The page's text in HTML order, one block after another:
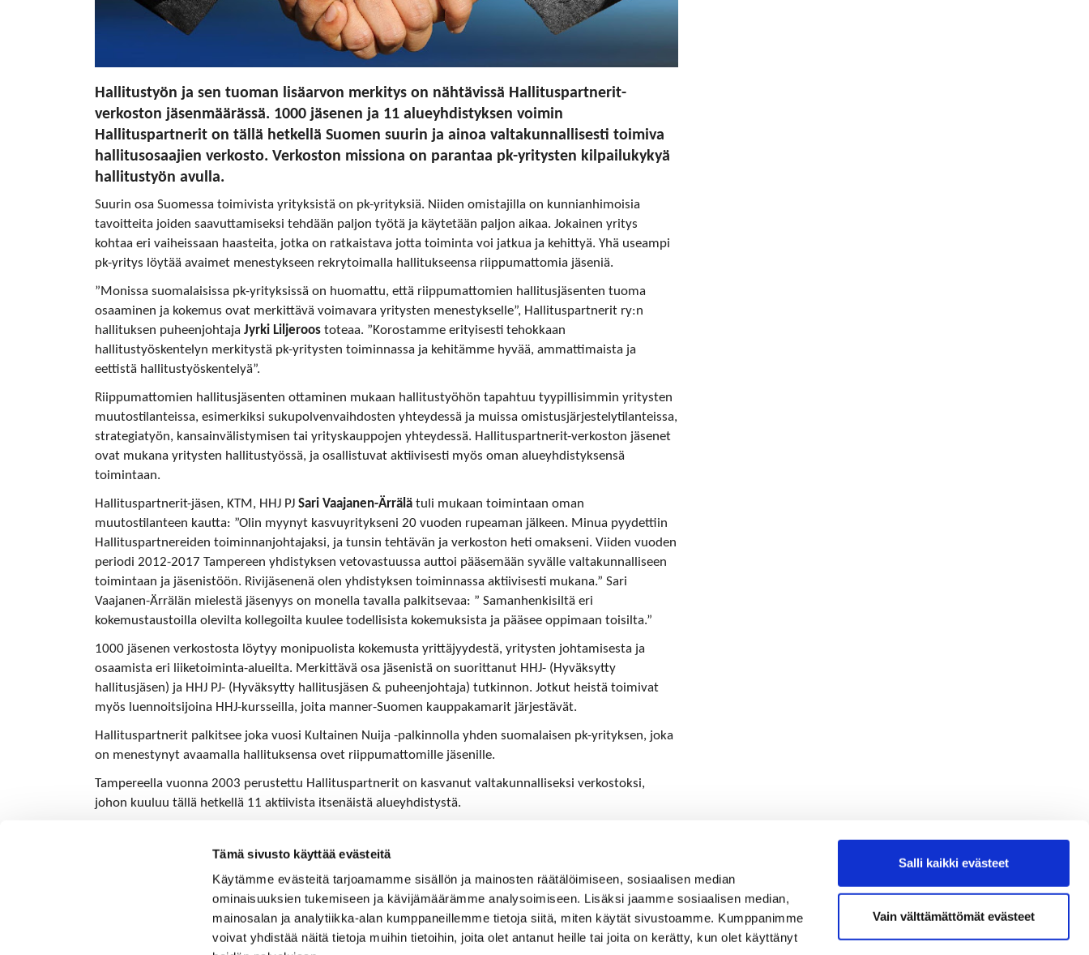
Tämä sivusto käyttää evästeitä
Käytämme evästeitä tarjoamamme sisällön ja mainosten räätälöimiseen, sosiaalisen median
ominaisuuksien tukemiseen ja kävijämäärämme analysoimiseen. Lisäksi jaamme sosiaalisen median,
mainosalan ja analytiikka-alan kumppaneillemme tietoja siitä, miten käytät sivustoamme. Kumppanimme
voivat yhdistää näitä tietoja muihin tietoihin, joita olet antanut heille tai joita on kerätty, kun olet käyttänyt
Salli kaikki evästeet
Vain välttämättömät evästeet
Hallitustyön ja sen tuoman lisäarvon merkitys on nähtävissä Hallituspartnerit-
verkoston jäsenmäärässä. 1000 jäsenen ja 11 alueyhdistyksen voimin
Hallituspartnerit on tällä hetkellä Suomen suurin ja ainoa valtakunnallisesti toimiva
hallitusosaajien verkosto. Verkoston missiona on parantaa pk-yritysten kilpailukykyä
hallitustyön avulla.
Suurin osa Suomessa toimivista yrityksistä on pk-yrityksiä. Niiden omistajilla on kunnianhimoisia
tavoitteita joiden saavuttamiseksi tehdään paljon työtä ja käytetään paljon aikaa. Jokainen yritys
kohtaa eri vaiheissaan haasteita, jotka on ratkaistava jotta toiminta voi jatkua ja kehittyä. Yhä useampi
pk-yritys löytää avaimet menestykseen rekrytoimalla hallitukseensa riippumattomia jäseniä.
”Monissa suomalaisissa pk-yrityksissä on huomattu, että riippumattomien hallitusjäsenten tuoma
osaaminen ja kokemus ovat merkittävä voimavara yritysten menestykselle”, Hallituspartnerit ry:n
hallituksen puheenjohtaja Jyrki Liljeroos toteaa. ”Korostamme erityisesti tehokkaan
hallitustyöskentelyn merkitystä pk-yritysten toiminnassa ja kehitämme hyvää, ammattimaista ja
eettistä hallitustyöskentelyä”.
Riippumattomien hallitusjäsenten ottaminen mukaan hallitustyöhön tapahtuu tyypillisimmin yritysten
muutostilanteissa, esimerkiksi sukupolvenvaihdosten yhteydessä ja muissa omistusjärjestelytilanteissa,
strategiatyön, kansainvälistymisen tai yrityskauppojen yhteydessä. Hallituspartnerit-verkoston jäsenet
ovat mukana yritysten hallitustyössä, ja osallistuvat aktiivisesti myös oman alueyhdistyksensä
toimintaan.
Hallituspartnerit-jäsen, KTM, HHJ PJ Sari Vaajanen-Ärrälä tuli mukaan toimintaan oman
muutostilanteen kautta: ”Olin myynyt kasvuyritykseni 20 vuoden rupeaman jälkeen. Minua pyydettiin
Hallituspartnereiden toiminnanjohtajaksi, ja tunsin tehtävän ja verkoston heti omakseni. Viiden vuoden
periodi 2012-2017 Tampereen yhdistyksen vetovastuussa auttoi pääsemään syvälle valtakunnalliseen
toimintaan ja jäsenistöön. Rivijäsenenä olen yhdistyksen toiminnassa aktiivisesti mukana.” Sari
Vaajanen-Ärrälän mielestä jäsenyys on monella tavalla palkitsevaa: ” Samanhenkisiltä eri
kokemustaustoilla olevilta kollegoilta kuulee todellisista kokemuksista ja pääsee oppimaan toisilta.”
1000 jäsenen verkostosta löytyy monipuolista kokemusta yrittäjyydestä, yritysten johtamisesta ja
osaamista eri liiketoiminta-alueilta. Merkittävä osa jäsenistä on suorittanut HHJ- (Hyväksytty
hallitusjäsen) ja HHJ PJ- (Hyväksytty hallitusjäsen & puheenjohtaja) tutkinnon. Jotkut heistä toimivat
myös luennoitsijoina HHJ-kursseilla, joita manner-Suomen kauppakamarit järjestävät.
Hallituspartnerit palkitsee joka vuosi Kultainen Nuija -palkinnolla yhden suomalaisen pk-yrityksen, joka
on menestynyt avaamalla hallituksensa ovet riippumattomille jäsenille.
Tampereella vuonna 2003 perustettu Hallituspartnerit on kasvanut valtakunnalliseksi verkostoksi,
johon kuuluu tällä hetkellä 11 aktiivista itsenäistä alueyhdistystä.